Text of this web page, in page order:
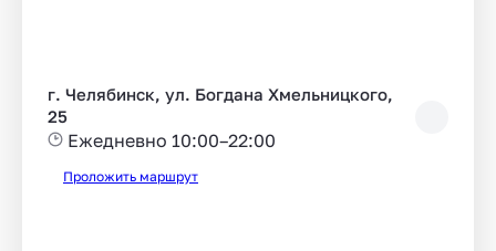
г. Челябинск, ул. Богдана Хмельницкого,
25
Ежедневно 10:00–22:00
Проложить маршрут